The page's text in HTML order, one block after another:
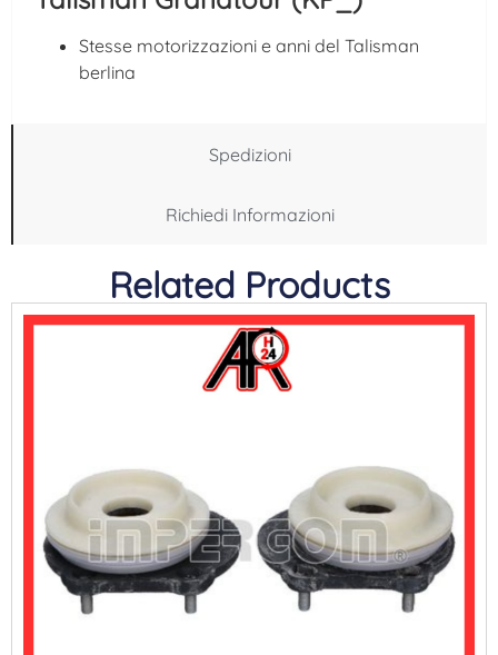
Spedizioni
Richiedi Informazioni
Stesse motorizzazioni e anni del Talisman
berlina
Related Products